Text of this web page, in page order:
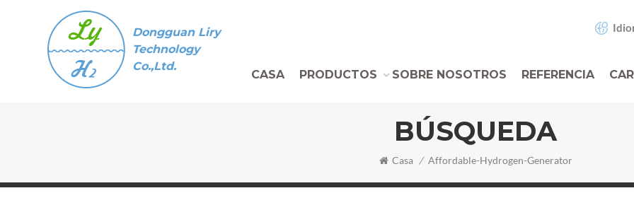
Dongguan Liry
Technology
Co.,Ltd.
CASA PRODUCTOS SOBRE NOSOTROS REFERENCIA
BÚSQUEDA
Casa / Affordable-Hydrogen-Generator